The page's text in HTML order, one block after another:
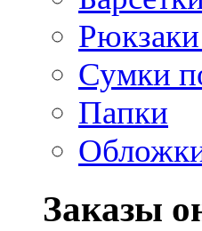
Сумки
Папки
Заказы